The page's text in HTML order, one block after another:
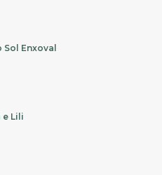
Sol Enxoval
e Lili